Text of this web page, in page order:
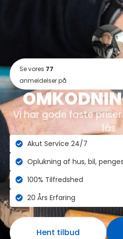
Se vores 77
anmeldelser på
Vi har gode faste
lås
Akut Service 24/7
Oplukning af hus, bil,
100% Tilfredshed
20 Års Erfaring
Hent tilbud